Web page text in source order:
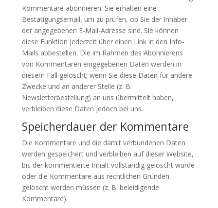
Kommentare abonnieren. Sie erhalten eine
Bestätigungsemail, um zu prüfen, ob Sie der Inhaber
der angegebenen E-Mail-Adresse sind. Sie können
diese Funktion jederzeit über einen Link in den Info-
Mails abbestellen. Die im Rahmen des Abonnierens
von Kommentaren eingegebenen Daten werden in
diesem Fall gelöscht; wenn Sie diese Daten für andere
Zwecke und an anderer Stelle (z. B.
Newsletterbestellung) an uns übermittelt haben,
verbleiben diese Daten jedoch bei uns.
Speicherdauer der Kommentare
Die Kommentare und die damit verbundenen Daten
werden gespeichert und verbleiben auf dieser Website,
bis der kommentierte Inhalt vollständig gelöscht wurde
oder die Kommentare aus rechtlichen Gründen
gelöscht werden müssen (z. B. beleidigende
Kommentare).